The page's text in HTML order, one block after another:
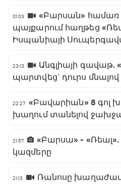
01:03
«Բարսան» համառ
պայքարում հաղթեց
Իսպանիայի
23:13
Անգլիայի գավաթ.
պարտվեց` դուրս
22:27 «Բավարիան» 8 գոլ
խաղում տանելով
21:57
«Բարսա» -
կազմերը
21:13 Ռանոսը